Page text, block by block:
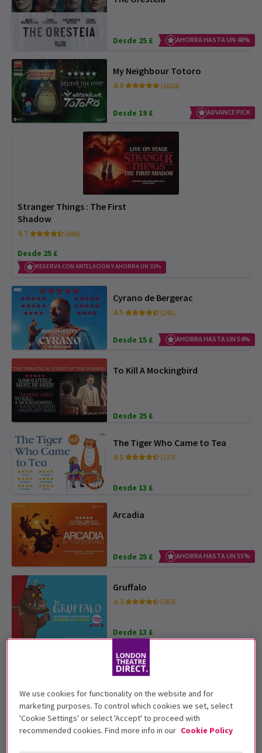
Desde 25 £ AHORRA HASTA UN 48%
My Neighbour Totoro
4.9 (1018)
Desde 19 £ ADVANCE PICK
Stranger Things : The First
Shadow
4.7 (686)
Desde 25 £
RESERVA CON ANTELACIÓN Y AHORRA UN 32%
Cyrano de Bergerac
4.5 (241)
Desde 15 £ AHORRA HASTA UN 54%
To Kill A Mockingbird
Desde 25 £
The Tiger Who Came to Tea
4.5 (127)
Desde 13 £
Arcadia
Desde 25 £ AHORRA HASTA UN 55%
Gruffalo
4.3 (282)
Desde 13 £
A Christmas Carol
Estreno 12 noviembre 2026
Desde 29 £
Abigail's Party
We use cookies for functionality on the website and for
marketing purposes. To control which cookies we set, select
'Cookie Settings' or select 'Accept' to proceed with
recommended cookies. Find more info in our Cookie Policy